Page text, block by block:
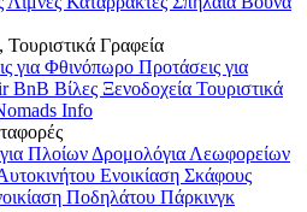
Γραφεία
για Φθινόπωρο Προτάσεις για
BnB Βίλες Ξενοδοχεία Τουριστικά
Info
Πλοίων Δρομολόγια Λεωφορείων
Ενοικίαση Σκάφους
Ποδηλάτου Πάρκινγκ